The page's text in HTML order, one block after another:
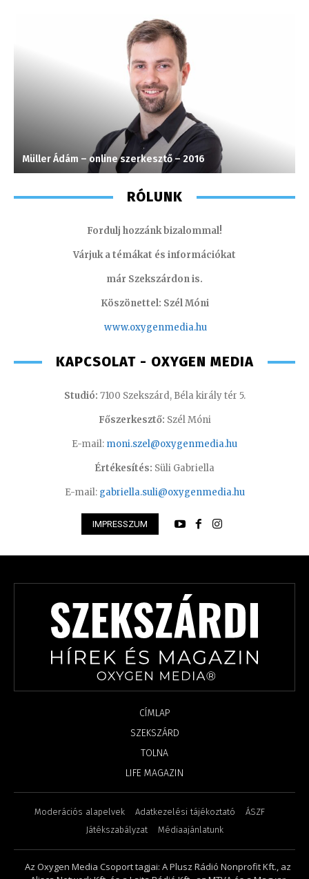
Müller Ádám – online szerkesztő – 2016
RÓLUNK
Fordulj hozzánk bizalommal!
Várjuk a témákat és információkat
már Szekszárdon is.
Köszönettel: Szél Móni
www.oxygenmedia.hu
KAPCSOLAT - OXYGEN MEDIA
Studió: 7100 Szekszárd, Béla király tér 5.
Főszerkesztő: Szél Móni
E-mail: moni.szel@oxygenmedia.hu
Értékesítés: Süli Gabriella
E-mail: gabriella.suli@oxygenmedia.hu
IMPRESSZUM
CÍMLAP
SZEKSZÁRD
TOLNA
LIFE MAGAZIN
Moderációs alapelvek Adatkezelési tájékoztató
ÁSZF
Játékszabályzat
Médiaajánlatunk
Az Oxygen Media Csoport tagjai: A Plusz Rádió Nonprofit Kft., az